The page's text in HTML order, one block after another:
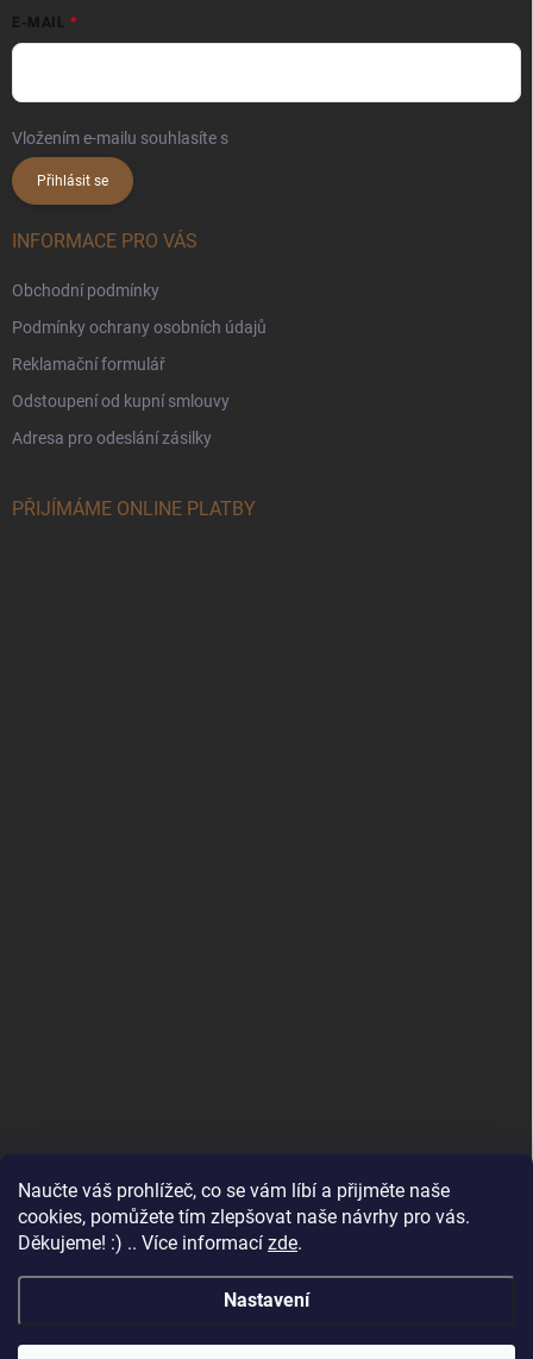
Naučte váš prohlížeč, co se vám líbí a přijměte naše
cookies, pomůžete tím zlepšovat naše návrhy pro vás.
Děkujeme! :) .. Více informací zde.
Nastavení
E-MAIL
Vložením e-mailu souhlasíte s
Přihlásit se
INFORMACE PRO VÁS
Obchodní podmínky
Podmínky ochrany osobních údajů
Reklamační formulář
Odstoupení od kupní smlouvy
Adresa pro odeslání zásilky
PŘIJÍMÁME ONLINE PLATBY
www.andelske-obrazy.cz
Copyright 2026Andělské obrazy. Všechna práva vyhrazena.Upravit